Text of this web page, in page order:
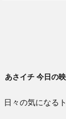
あさイチ 今日の
日々の気になる